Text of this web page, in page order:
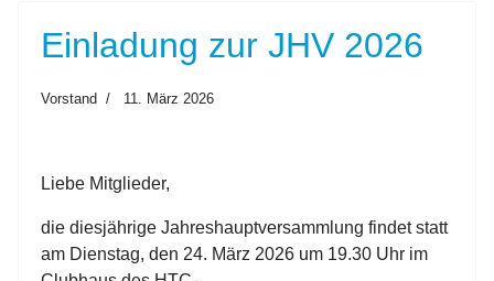
Einladung zur JHV 2026
Vorstand 11. März 2026
Liebe Mitglieder,
die diesjährige Jahreshauptversammlung findet statt
am Dienstag, den 24. März 2026 um 19.30 Uhr im